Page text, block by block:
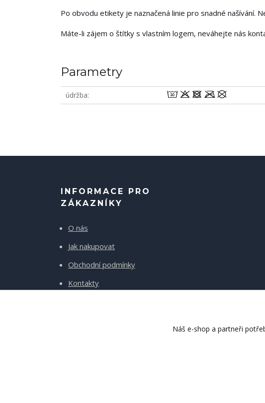
Po obvodu etikety je naznačená linie pro snadné našívání.
Máte-li zájem o štítky s vlastním logem, neváhejte nás
Parametry
údržba wodmU
INFORMACE PRO
ZÁKAZNÍKY
O nás
Jak nakupovat
Obchodní podmínky
Kontakty
Náš e-shop a partneři